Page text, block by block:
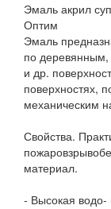
Эмаль акрил
Оптим
Эмаль
по
и др.
поверхностях,
механическим
Свойства.
материал.
- Высокая водо-